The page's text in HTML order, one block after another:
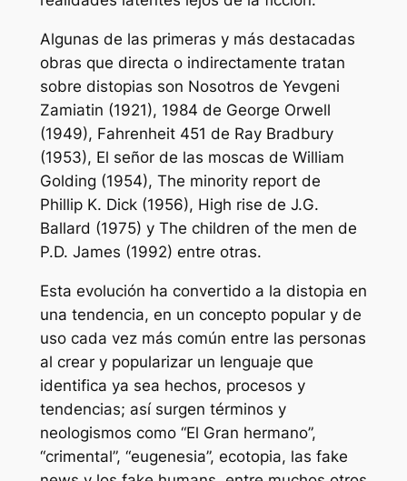
Algunas de las primeras y más destacadas
obras que directa o indirectamente tratan
sobre distopias son Nosotros de Yevgeni
Zamiatin (1921), 1984 de George Orwell
(1949), Fahrenheit 451 de Ray Bradbury
(1953), El señor de las moscas de William
Golding (1954), The minority reportde
Phillip K. Dick (1956), High rise de J.G.
Ballard (1975) y The children of the men de
P.D. James (1992) entre otras.
Esta evolución ha convertido a la distopia en
una tendencia, en un concepto popular y de
uso cada vez más común entre las personas
al crear y popularizar un lenguaje que
identifica ya sea hechos, procesos y
tendencias; así surgen términos y
neologismos como “El Gran hermano”,
“crimental”, “eugenesia”, ecotopia, las fake